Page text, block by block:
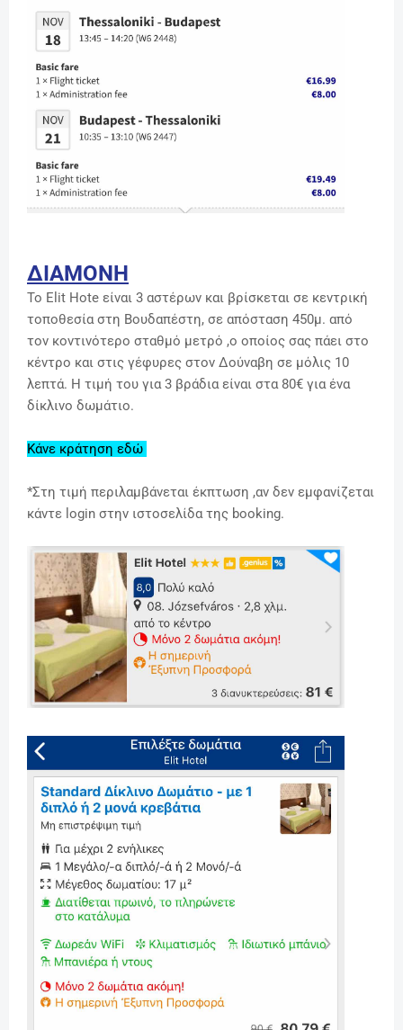
ΔΙΑΜΟΝΗ
Το Elit Hote είναι 3 αστέρων και βρίσκεται σε κεντρική
τοποθεσία στη Βουδαπέστη, σε απόσταση 450μ. από
τον κοντινότερο σταθμό μετρό ,ο οποίος σας πάει στο
κέντρο και στις γέφυρες στον Δούναβη σε μόλις 10
λεπτά. Η τιμή του για 3 βράδια είναι στα 80€ για ένα
δίκλινο δωμάτιο.
Κάνε κράτηση εδώ
*Στη τιμή περιλαμβάνεται έκπτωση ,αν δεν εμφανίζεται
κάντε login στην ιστοσελίδα της booking.